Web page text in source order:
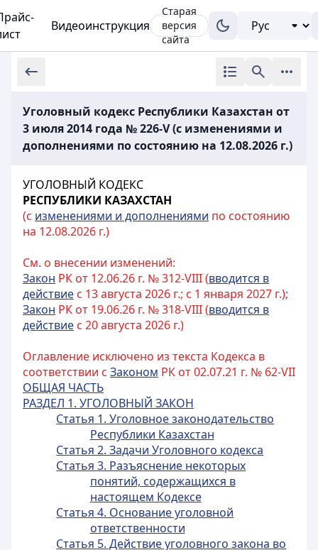
Видеоинструкция
Старая
версия
сайта
Уголовный кодекс Республики Казахстан от
3 июля 2014 года № 226-V (с изменениями и
дополнениями по состоянию на 12.08.2026 г.)
УГОЛОВНЫЙ КОДЕКС
РЕСПУБЛИКИ КАЗАХСТАН
(с изменениями и дополнениями по состоянию
на 12.08.2026 г.)
См. о внесении изменений:
Закон РК от 12.06.26 г. № 312-VIII (вводится в
действие с 13 августа 2026 г.; с 1 января 2027 г.);
Закон РК от 19.06.26 г. № 318-VIII (вводится в
действие с 20 августа 2026 г.)
Оглавление исключено из текста Кодекса в
соответствии с Законом РК от 02.07.21 г. № 62-VII
ОБЩАЯ ЧАСТЬ
РАЗДЕЛ 1. УГОЛОВНЫЙ ЗАКОН
Статья 1. Уголовное законодательство
Республики Казахстан
Статья 2. Задачи Уголовного кодекса
Статья 3. Разъяснение некоторых
понятий, содержащихся в
настоящем Кодексе
Статья 4. Основание уголовной
ответственности
Статья 5. Действие уголовного закона во